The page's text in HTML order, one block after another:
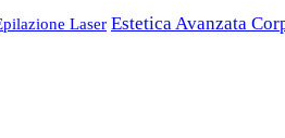
Laser Estetica Avanzata